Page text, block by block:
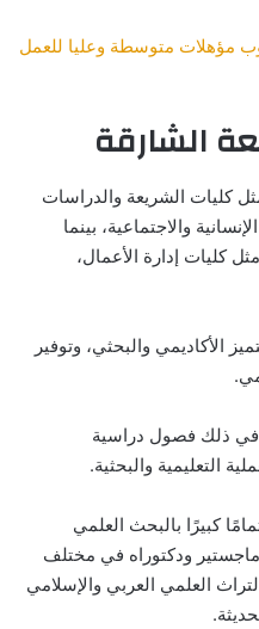
مؤهلات متوسطة وعليا للعمل
الشارقة
كليات الشريعة والدراسات
والاجتماعية، بينما
كليات إدارة الأعمال،
الأكاديمي والبحثي، وتوفير
في ذلك فصول دراسية
التعليمية والبحثية.
كبيرًا بالبحث العلمي
ماجستير ودكتوراه في مختلف
العلمي العربي والإسلامي